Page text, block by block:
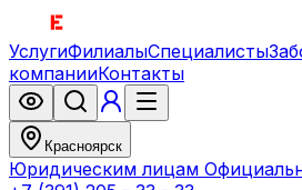
УслугиФилиалыСпециалисты
компанииКонтакты
Красноярск
Юридическим лицам